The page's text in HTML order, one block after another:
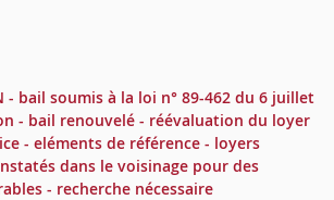
- bail soumis à la loi n° 89-462 du 6 juillet
- bail renouvelé - réévaluation du loyer
- eléments de référence - loyers
dans le voisinage pour des
- recherche nécessaire